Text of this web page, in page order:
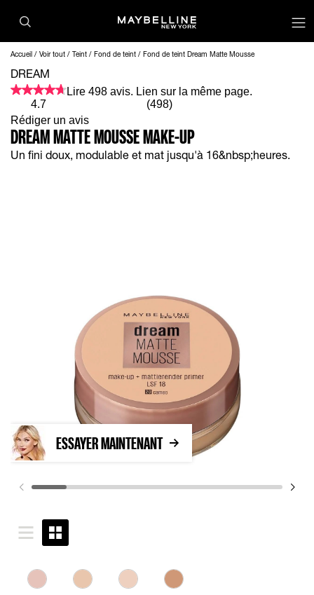
Accueil Voir tout Teint Fond de teint Fond de teint Dream Matte Mousse
DREAM
4.7
Lire 498 avis. Lien sur la même page.
(498)
Rédiger un avis
DREAM MATTE MOUSSE MAKE-UP
Un fini doux, modulable et mat jusqu'à 16&nbsp;heures.
ESSAYER MAINTENANT